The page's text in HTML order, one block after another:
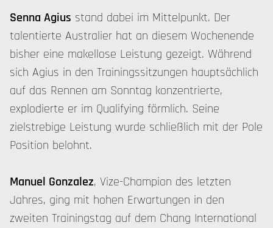
Senna Agius stand dabei im Mittelpunkt. Der
talentierte Australier hat an diesem Wochenende
bisher eine makellose Leistung gezeigt. Während
sich Agius in den Trainingssitzungen hauptsächlich
auf das Rennen am Sonntag konzentrierte,
explodierte er im Qualifying förmlich. Seine
zielstrebige Leistung wurde schließlich mit der Pole
Position belohnt.
Manuel Gonzalez, Vize-Champion des letzten
Jahres, ging mit hohen Erwartungen in den
zweiten Trainingstag auf dem Chang International